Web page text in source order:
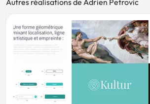
Autres réalisations de Adrien Petrovic